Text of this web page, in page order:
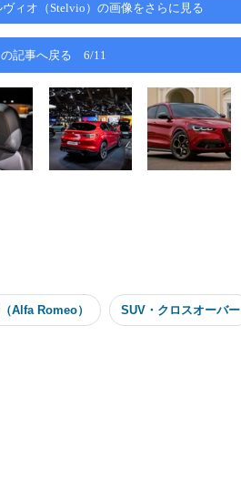
ィオ（Stelvio）の画像をさらに見る
の記事へ戻る 6/11
Alfa Romeo） SUV・クロスオーバー